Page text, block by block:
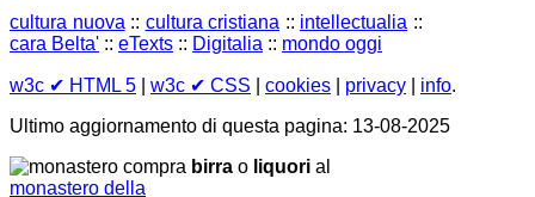
cultura nuova:: cultura cristiana :: intellectualia ::
cara Belta' :: eTexts :: Digitalia :: mondo oggi
w3c ✔ HTML 5 w3c ✔ CSS cookies privacy info.
Ultimo aggiornamento di questa pagina: 13-08-2025
compra birra o liquori al
monastero della